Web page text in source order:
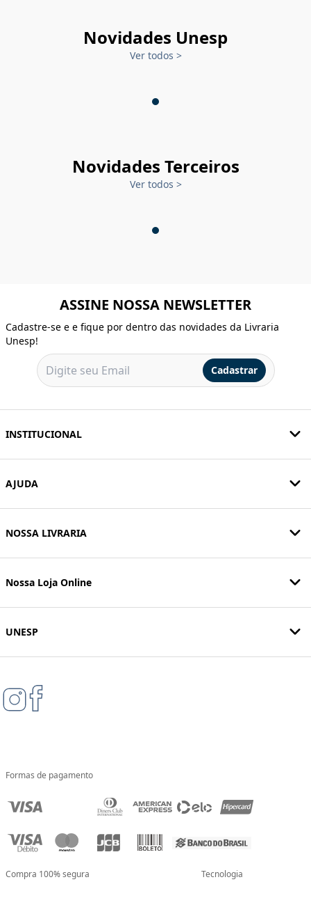
Novidades Unesp
Ver todos >
Novidades Terceiros
Ver todos >
ASSINE NOSSA NEWSLETTER
Cadastre-se e e fique por dentro das novidades da Livraria
Unesp!
Cadastrar
INSTITUCIONAL
AJUDA
NOSSA LIVRARIA
Nossa Loja Online
UNESP
Formas de pagamento
Compra 100% segura Tecnologia